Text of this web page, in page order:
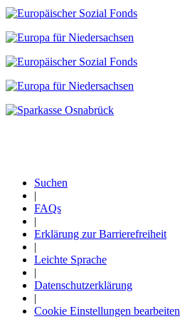
Fußzeile
Suchen
|
FAQs
|
Erklärung zur Barrierefreiheit
|
Leichte Sprache
|
Datenschutzerklärung
|
Cookie Einstellungen bearbeiten